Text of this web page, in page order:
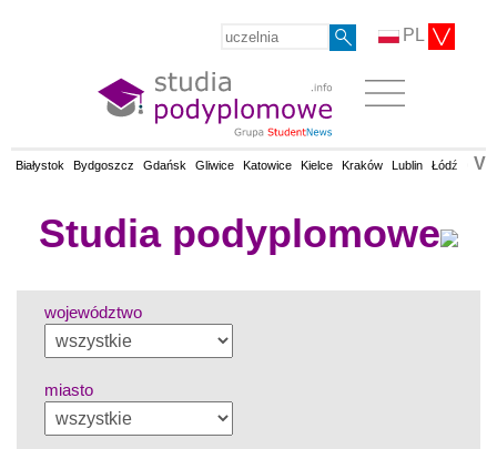
PL
Białystok Bydgoszcz Gdańsk Gliwice Katowice Kielce Kraków Lublin Łódź V
Studia podyplomowe
województwo
miasto